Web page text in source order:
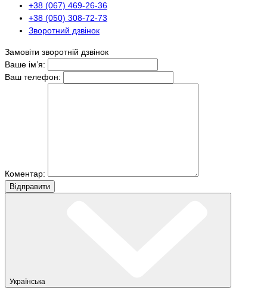
+38 (067) 469-26-36
+38 (050) 308-72-73
Зворотний дзвінок
Замовіти зворотній дзвінок
Ваше ім’я:
Ваш телефон:
Коментар:
Вiдправити
Українська